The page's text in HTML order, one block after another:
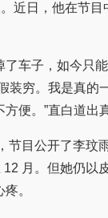
近日，他在节目
车子，如今只
装穷。我是真的
便。”直白道出
目公开了李玟
月。但她仍以
。